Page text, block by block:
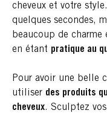
cheveux et votre
quelques secondes,
beaucoup de
en étant pratique au
Pour avoir une belle
utiliser des produits
cheveux. Sculptez